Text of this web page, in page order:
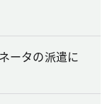
ータの派遣に